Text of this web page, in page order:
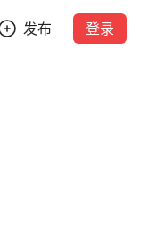
发布 登录